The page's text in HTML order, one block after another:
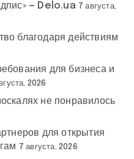
— Delo.ua 7 августа,
благодаря действиям
для бизнеса и
2026
не понравилось
для открытия
7 августа, 2026